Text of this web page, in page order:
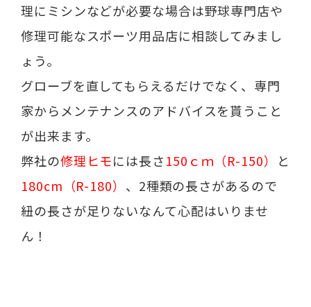
理にミシンなどが必要な場合は野球専門店や
修理可能なスポーツ用品店に相談してみまし
ょう。
グローブを直してもらえるだけでなく、専門
家からメンテナンスのアドバイスを貰うこと
が出来ます。
弊社の修理ヒモには長さ150ｃｍ（R-150）
と
180cm（R-180） 、2種類の長さがあるので
紐の長さが足りないなんて心配はいりませ
ん！